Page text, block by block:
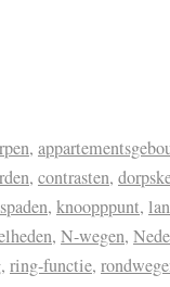
,
, contrasten,
, knoopppunt,
, N-wegen,
, ring-functie,